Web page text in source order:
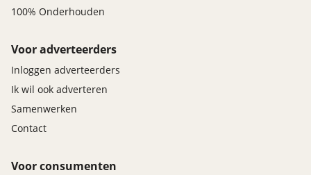
100% Onderhouden
Voor adverteerders
Inloggen adverteerders
Ik wil ook adverteren
Samenwerken
Contact
Voor consumenten